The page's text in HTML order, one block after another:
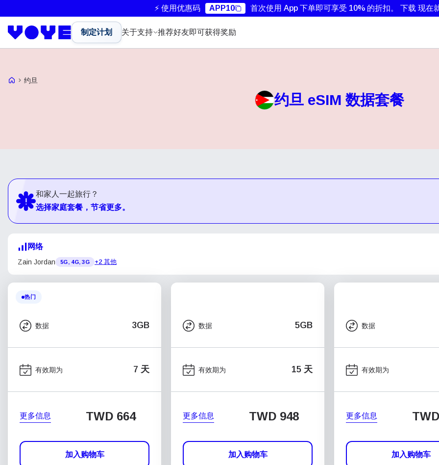
⚡ 使用优惠码 APP10 首次使用 App 下单即可享受 10% 的折扣。 下载 现在
制定计划 关于支持 推荐好友即可获得奖励
Voye Homepage
约旦
约旦 eSIM 数据套餐
和家人一起旅行？
选择家庭套餐，节省更多。
网络
Zain Jordan 5G, 4G, 3G +2 其他
热门
数据 3GB
有效期为 7 天
更多信息 TWD 664
加入购物车
数据 5GB
有效期为 15 天
更多信息 TWD 948
加入购物车
数据
有效期为
更多信息
加入购物车